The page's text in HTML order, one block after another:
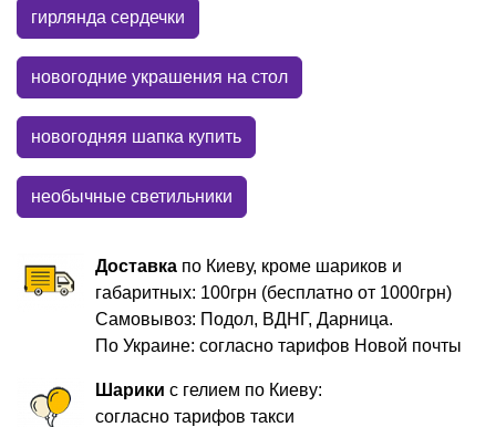
гирлянда сердечки
новогодние украшения на стол
новогодняя шапка купить
необычные светильники
Доставка по Киеву, кроме шариков и
габаритных: 100грн (бесплатно от 1000грн)
Самовывоз: Подол, ВДНГ, Дарница.
По Украине: согласно тарифов Новой почты
Шарики с гелием по Киеву:
согласно тарифов такси